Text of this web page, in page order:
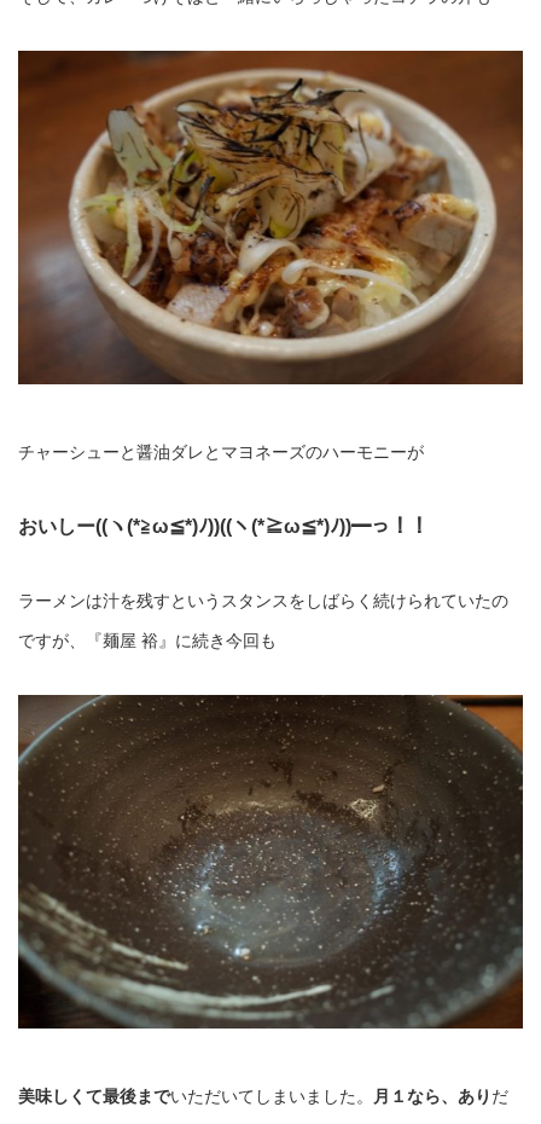
チャーシューと醤油ダレとマヨネーズのハーモニーが
おいしー((ヽ(*≧ω≦*)ﾉ))((ヽ(*≧ω≦*)ﾉ))━っ！！
ラーメンは汁を残すというスタンスをしばらく続けられていたの
ですが、『麺屋 裕』に続き今回も
美味しくて最後までいただいてしまいました。 月１なら、あり だ